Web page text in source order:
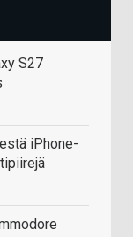
S27
iPhone-